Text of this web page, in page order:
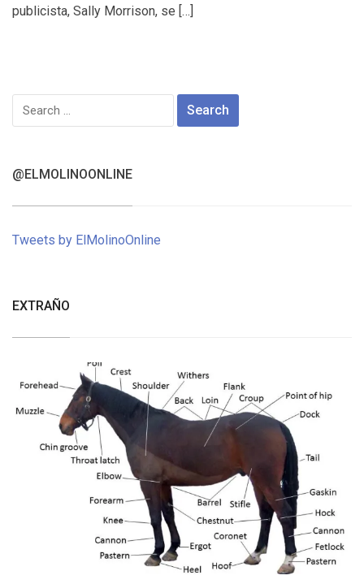
publicista, Sally Morrison, se […]
Search
for:
@ELMOLINOONLINE
Tweets by ElMolinoOnline
EXTRAÑO